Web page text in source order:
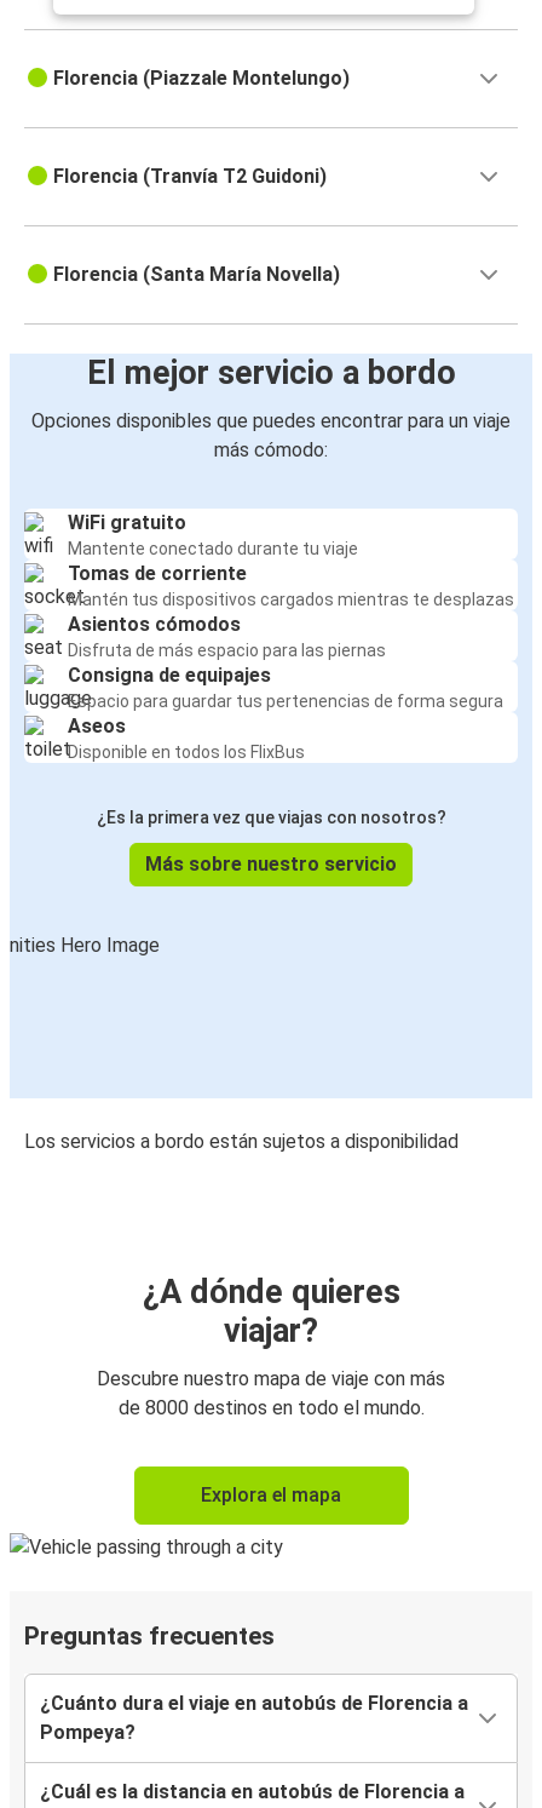
Florencia (Piazzale Montelungo)
Florencia (Tranvía T2 Guidoni)
Florencia (Santa María Novella)
El mejor servicio a bordo
Opciones disponibles que puedes encontrar para un viaje
más cómodo:
WiFi gratuito
Mantente conectado durante tu viaje
Tomas de corriente
Mantén tus dispositivos cargados mientras te desplazas
Asientos cómodos
Disfruta de más espacio para las piernas
Consigna de equipajes
Espacio para guardar tus pertenencias de forma segura
Aseos
Disponible en todos los FlixBus
¿Es la primera vez que viajas con nosotros?
Más sobre nuestro servicio
Los servicios a bordo están sujetos a disponibilidad
¿A dónde quieres
viajar?
Descubre nuestro mapa de viaje con más
de 8000 destinos en todo el mundo.
Explora el mapa
Preguntas frecuentes
¿Cuánto dura el viaje en autobús de Florencia a
Pompeya?
¿Cuál es la distancia en autobús de Florencia a